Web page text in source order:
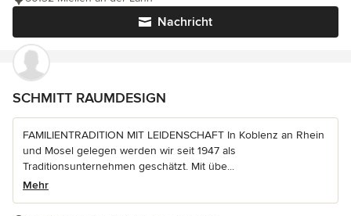
Nachricht
SCHMITT RAUMDESIGN
FAMILIENTRADITION MIT LEIDENSCHAFT In Koblenz an Rhein
und Mosel gelegen werden wir seit 1947 als
Traditionsunternehmen geschätzt. Mit übe...
Mehr